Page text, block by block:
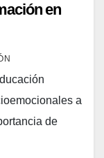
en
a
de